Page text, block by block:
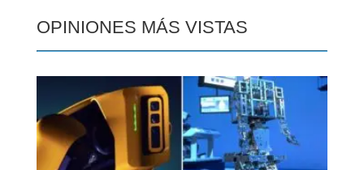
OPINIONES MÁS VISTAS